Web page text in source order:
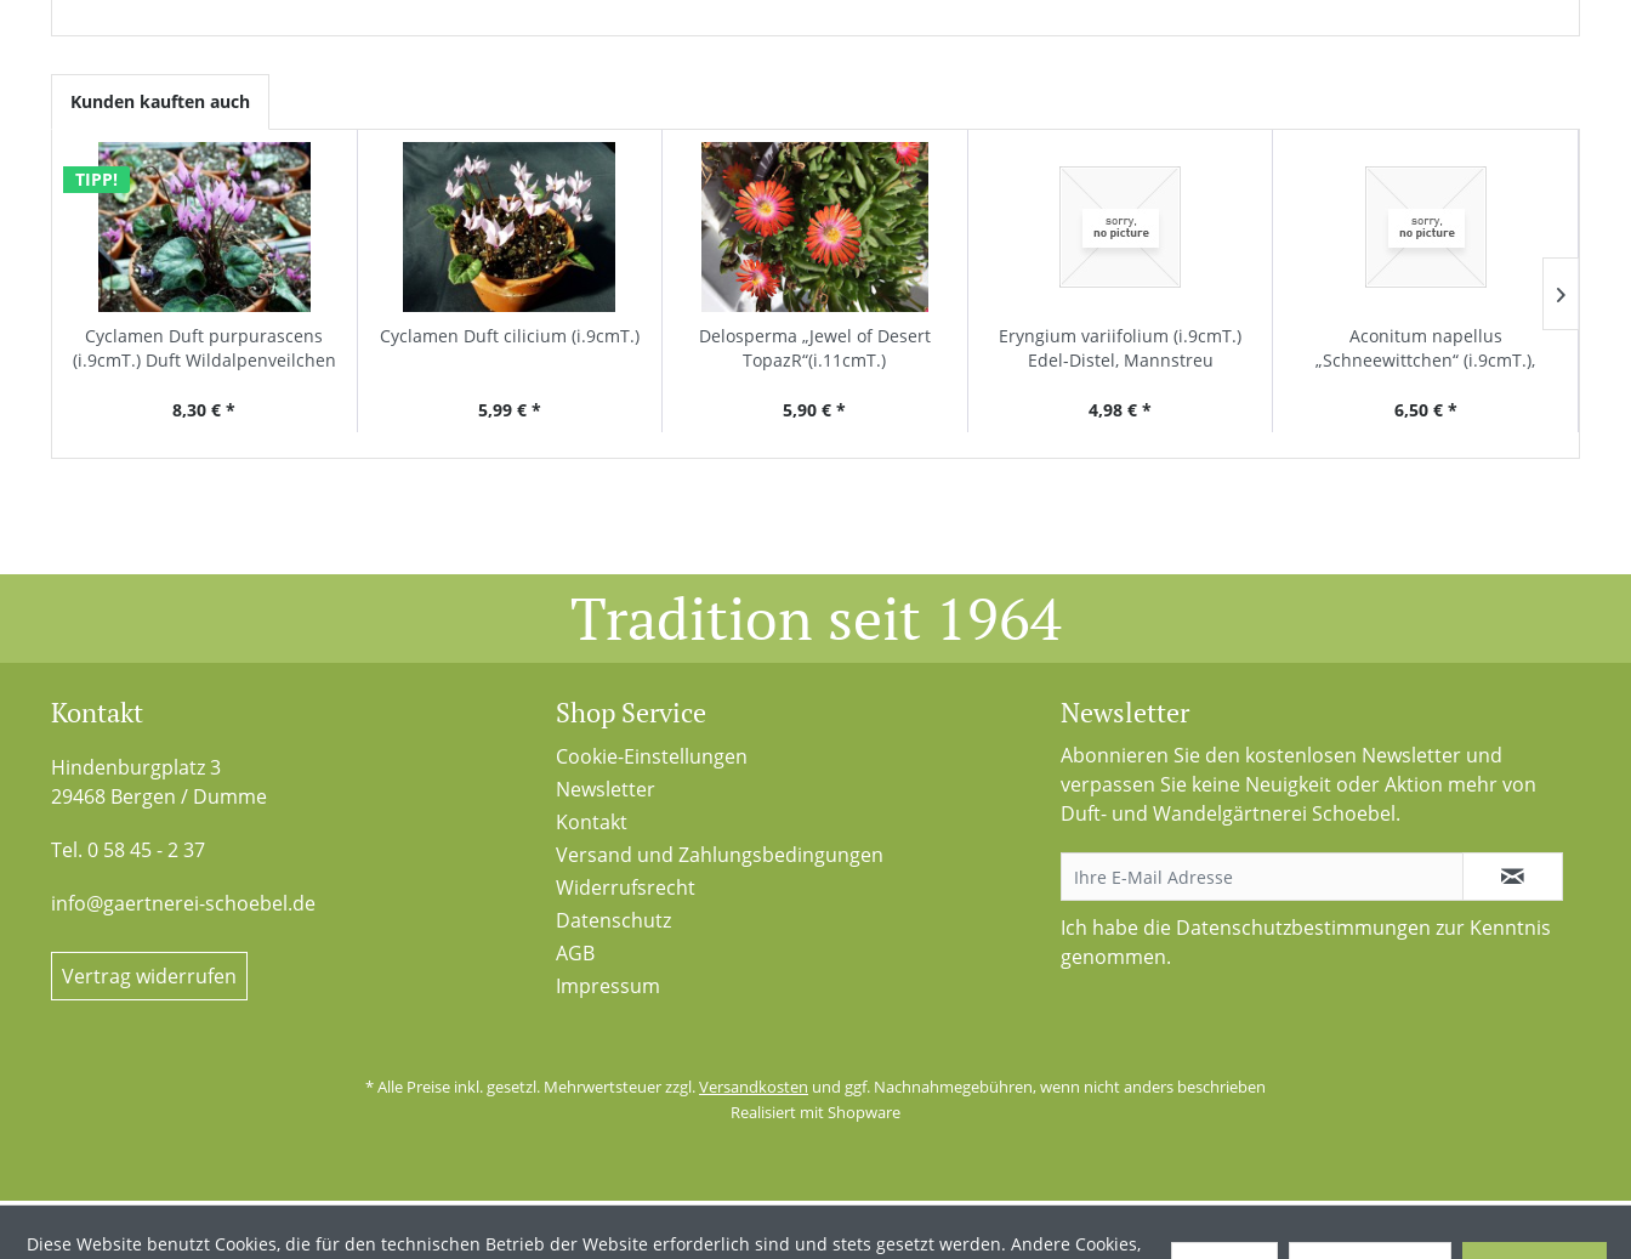
Kunden kauften auch
TIPP!
Cyclamen Duft purpurascens
(i.9cmT.) Duft Wildalpenveilchen
8,30 € *
Cyclamen Duft cilicium (i.9cmT.)
5,99 € *
Delosperma „Jewel of Desert
TopazR“(i.11cmT.)
5,90 € *
Eryngium variifolium (i.9cmT.)
Edel-Distel, Mannstreu
4,98 € *
Aconitum napellus
„Schneewittchen“ (i.9cmT.),
6,50 € *
Tradition seit 1964
Kontakt
Hindenburgplatz 3
29468 Bergen / Dumme
Tel. 0 58 45 - 2 37
info@gaertnerei-schoebel.de
Vertrag widerrufen
Shop Service
Cookie-Einstellungen
Newsletter
Kontakt
Versand und Zahlungsbedingungen
Widerrufsrecht
Datenschutz
AGB
Impressum
Newsletter
Abonnieren Sie den kostenlosen Newsletter und
verpassen Sie keine Neuigkeit oder Aktion mehr von
Duft- und Wandelgärtnerei Schoebel.
Ich habe die Datenschutzbestimmungen zur Kenntnis
genommen.
* Alle Preise inkl. gesetzl. Mehrwertsteuer zzgl.Versandkosten und ggf. Nachnahmegebühren, wenn nicht anders beschrieben
Realisiert mit Shopware
Diese Website benutzt Cookies, die für den technischen Betrieb der Website erforderlich sind und stets gesetzt werden. Andere Cookies,